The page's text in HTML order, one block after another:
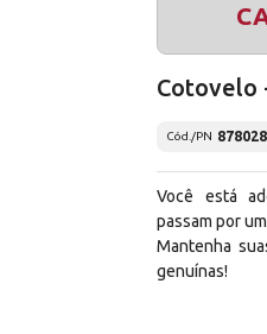
Cotovelo
Cód./PN
Você está
passam por
Mantenha
genuínas!